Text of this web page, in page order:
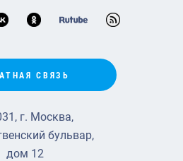
СВЯЗЬ
г. Москва,
бульвар,
дом 12